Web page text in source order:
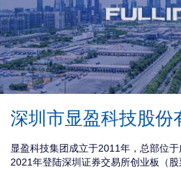
深圳市显盈科技股份
显盈科技集团成立于2011年，总部位
2021年登陆深圳证券交易所创业板（